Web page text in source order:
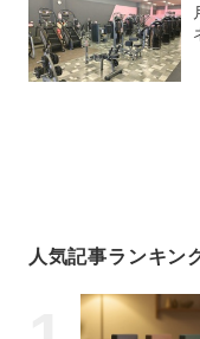
人気記事ランキン